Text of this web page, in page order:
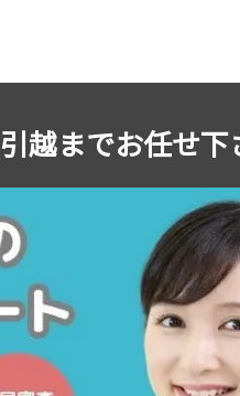
越までお任せ下